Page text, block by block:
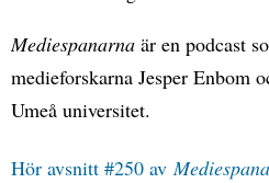
Mediespanarna är en podcast
medieforskarna Jesper Enbom
Umeå universitet.
Hör avsnitt #250 av